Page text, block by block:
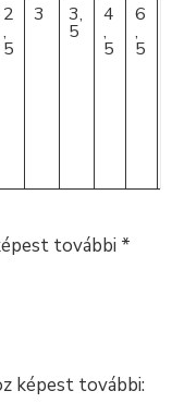
2
,
5
3 3,
5
4
,
5
6
,
5
további *
képest további: